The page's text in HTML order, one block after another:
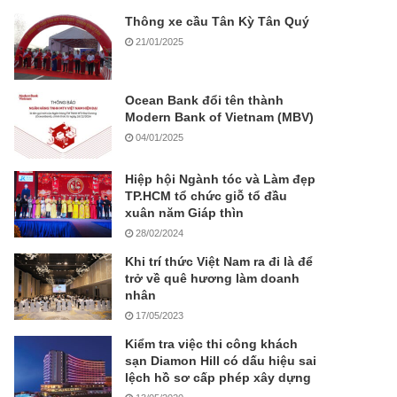
Thông xe cầu Tân Kỳ Tân Quý
21/01/2025
Ocean Bank đổi tên thành
Modern Bank of Vietnam (MBV)
04/01/2025
Hiệp hội Ngành tóc và Làm đẹp
TP.HCM tổ chức giỗ tổ đầu
xuân năm Giáp thìn
28/02/2024
Khi trí thức Việt Nam ra đi là để
trở về quê hương làm doanh
nhân
17/05/2023
Kiểm tra việc thi công khách
sạn Diamon Hill có dấu hiệu sai
lệch hồ sơ cấp phép xây dựng